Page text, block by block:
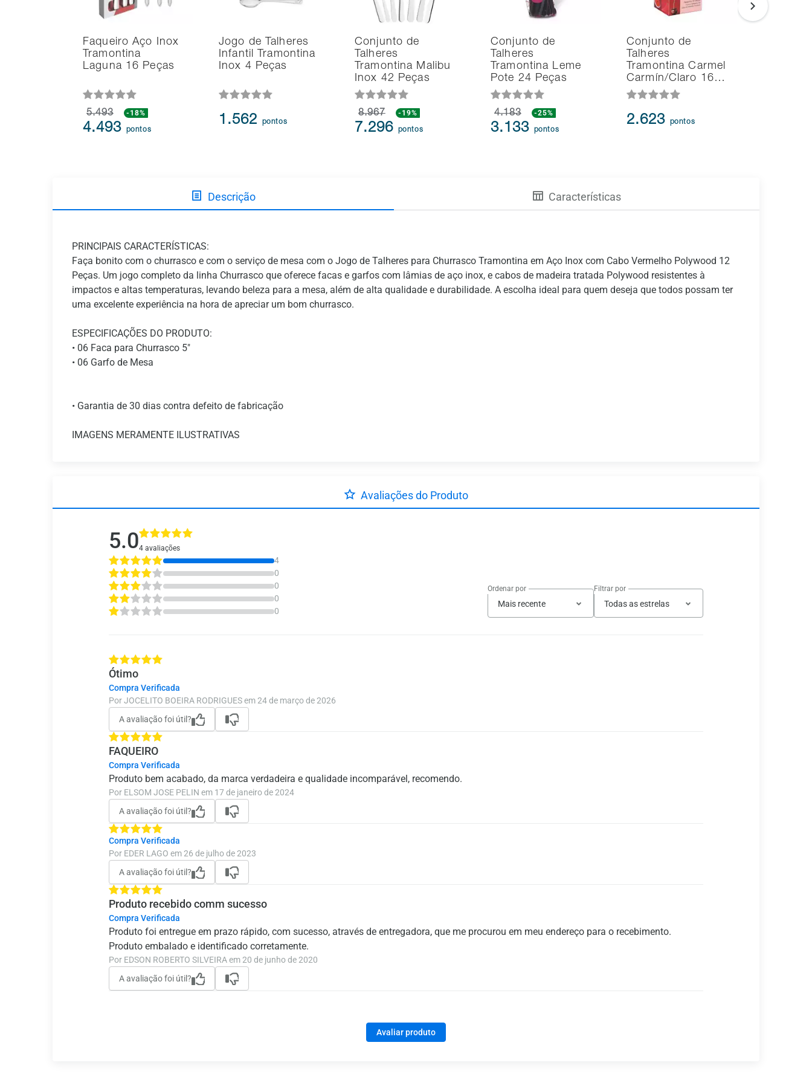
Faqueiro Aço Inox
Tramontina
Laguna 16 Peças
5.493 -18%
4.493 pontos
Jogo de Talheres
Infantil Tramontina
Inox 4 Peças
1.562 pontos
Conjunto de
Talheres
Tramontina Malibu
Inox 42 Peças
8.967 -19%
7.296 pontos
Conjunto de
Talheres
Tramontina Leme
Pote 24 Peças
4.183 -25%
3.133 pontos
Conjunto de
Talheres
Tramontina Carmel
Carmín/Claro 16…
2.623 pontos
Descrição Características
PRINCIPAIS CARACTERÍSTICAS:
Faça bonito com o churrasco e com o serviço de mesa com o Jogo de Talheres para Churrasco Tramontina em Aço Inox com Cabo Vermelho Polywood 12
Peças. Um jogo completo da linha Churrasco que oferece facas e garfos com lâmias de aço inox, e cabos de madeira tratada Polywood resistentes à
impactos e altas temperaturas, levando beleza para a mesa, além de alta qualidade e durabilidade. A escolha ideal para quem deseja que todos possam ter
uma excelente experiência na hora de apreciar um bom churrasco.
ESPECIFICAÇÕES DO PRODUTO:
• 06 Faca para Churrasco 5"
• 06 Garfo de Mesa
• Garantia de 30 dias contra defeito de fabricação
IMAGENS MERAMENTE ILUSTRATIVAS
Avaliações do Produto
5.04 avaliações
4
0
0
0
0
Ordenar por
Mais recente
Filtrar por
Todas as estrelas
Ótimo
Compra Verificada
Por JOCELITO BOEIRA RODRIGUES em 24 de março de 2026
A avaliação foi útil?
FAQUEIRO
Compra Verificada
Produto bem acabado, da marca verdadeira e qualidade incomparável, recomendo.
Por ELSOM JOSE PELIN em 17 de janeiro de 2024
A avaliação foi útil?
Compra Verificada
Por EDER LAGO em 26 de julho de 2023
A avaliação foi útil?
Produto recebido comm sucesso
Compra Verificada
Produto foi entregue em prazo rápido, com sucesso, através de entregadora, que me procurou em meu endereço para o recebimento.
Produto embalado e identificado corretamente.
Por EDSON ROBERTO SILVEIRA em 20 de junho de 2020
A avaliação foi útil?
Avaliar produto